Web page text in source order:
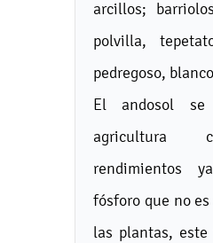
arcillos;
polvilla,
pedregoso,
El andosol
agricultura
rendimientos
fósforo que no
las plantas,